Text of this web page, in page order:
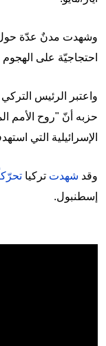
وشهدت مدنٌ عدّة حول
احتجاجيّة على
واعتبر الرئيس
حزبه أنّ "روح الأمم
الإسرائيلية التي
وقد شهدت تركيا
إسطنبول.